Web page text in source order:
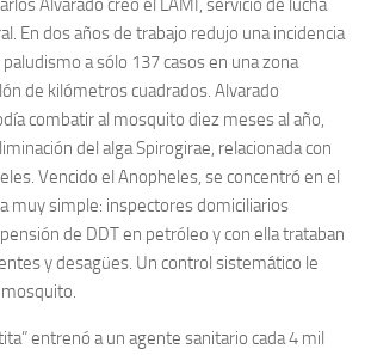
Alvarado creó el LAMI, servicio de lucha
En dos años de trabajo redujo una incidencia
a sólo 137 casos en una zona
de kilómetros cuadrados. Alvarado
combatir al mosquito diez meses al año,
del alga Spirogirae, relacionada con
Vencido el Anopheles, se concentró en el
muy simple: inspectores domiciliarios
de DDT en petróleo y con ella trataban
y desagües. Un control sistemático le
entrenó a un agente sanitario cada 4 mil